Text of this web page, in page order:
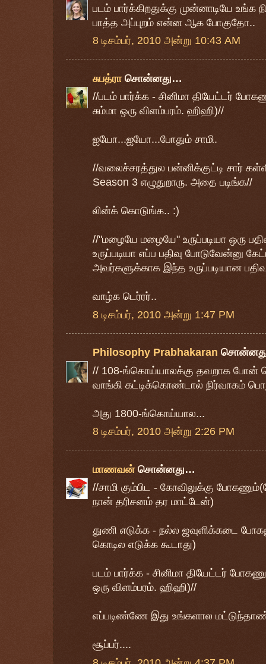
படம் பார்க்கிறதுக்கு முன்னாடியே உங்க
பாத்த அப்புறம் என்ன ஆக போகுதோ..
8 டிசம்பர், 2010 அன்று 10:43 AM
சுபத்ராசொன்னது…
//படம் பார்க்க - சினிமா தியேட்டர்
சும்மா ஒரு விளம்பரம். ஹிஹி)//
ஐயோ...ஐயோ...போதும் சாமி.
//வலைச்சரத்துல பன்னிக்குட்டி சார்
Season 3 எழுதுறாரு. அதை படிங்க//
லின்க் கொடுங்க.. :)
//"மழையே மழையே" உருப்படியா ஒரு
உருப்படியா எப்ப பதிவு போடுவேன்னு
அவர்களுக்காக இந்த உருப்படியான
வாழ்க டெர்ரர்..
8 டிசம்பர், 2010 அன்று 1:47 PM
Philosophy Prabhakaran
// 108-ங்கொய்யாலக்கு தவறாக போன்
வாங்கி கட்டிக்கொண்டால் நிர்வாகம்
அது 1800-ங்கொய்யால...
8 டிசம்பர், 2010 அன்று 2:26 PM
மாணவன்சொன்னது…
//சாமி கும்பிட - கோவிலுக்கு
நான் தரிசனம் தர மாட்டேன்)
துணி எடுக்க - நல்ல ஜவுளிக்கடை
கொடில எடுக்க கூடாது)
படம் பார்க்க - சினிமா தியேட்டர்
ஒரு விளம்பரம். ஹிஹி)//
எப்படிண்ணே இது உங்களால
சூப்பர்....